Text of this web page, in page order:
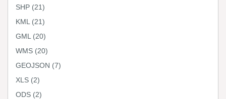
SHP (21)
KML (21)
GML (20)
WMS (20)
GEOJSON (7)
XLS (2)
ODS (2)